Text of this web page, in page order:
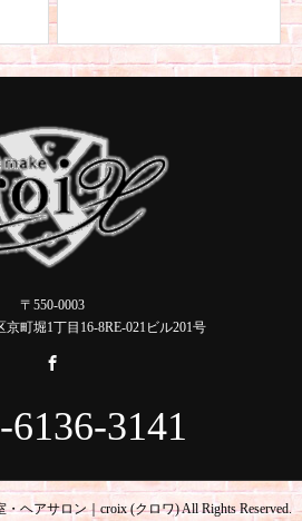
〒550-0003
町堀1丁目16-8RE-021ビル201号
6136-3141
ヘアサロン｜croix (クロワ) All Rights Reserved.